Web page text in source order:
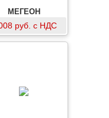
МЕГЕОН
руб. с НДС